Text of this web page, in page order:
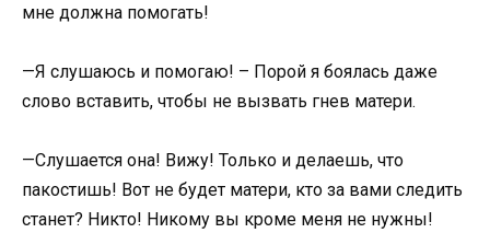
мне должна помогать!
—Я слушаюсь и помогаю! – Порой я боялась даже
слово вставить, чтобы не вызвать гнев матери.
—Слушается она! Вижу! Только и делаешь, что
пакостишь! Вот не будет матери, кто за вами следить
станет? Никто! Никому вы кроме меня не нужны!